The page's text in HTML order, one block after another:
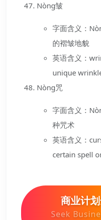
Nòng皱
字面含义：
的褶皱地貌
英语含义：
unique
Nòng咒
字面含义：
种咒术
英语含义：
certain spell
商业计
Seek